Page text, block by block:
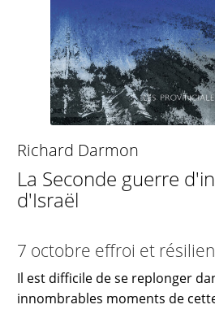
Richard Darmon
La Seconde guerre
d'Israël
7 octobre effroi et
Il est difficile de se replonger
innombrables moments de